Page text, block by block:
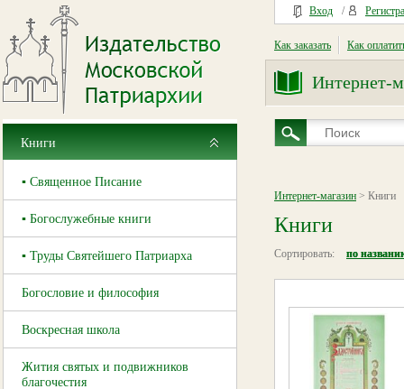
Вход /
Как заказать Как
Интернет-
Книги
▪ Священное Писание
▪ Богослужебные книги
▪ Труды Святейшего Патриарха
Богословие и философия
Воскресная школа
Жития святых и подвижников
благочестия
Интернет-магазин > Книги
Книги
Сортировать: по